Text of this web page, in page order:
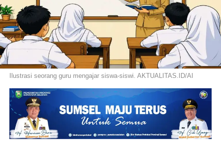
Ilustrasi seorang guru mengajar siswa-siswi. AKTUALITAS.ID/AI